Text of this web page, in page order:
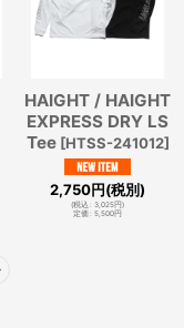
HAIGHT / HAIGHT
EXPRESS DRY LS
Tee [HTSS-241012]
2,750円(税別)
(税込: 3,025円)
定価: 5,500円